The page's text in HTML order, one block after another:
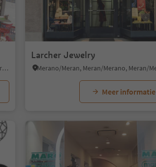
Merano/Meran, Meran/Merano, Meran/Merano and environs
Larcher Jewelry
Meer informatie